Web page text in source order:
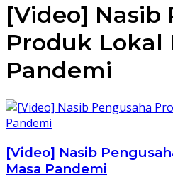
[Video] Nasib
Produk Lokal
Pandemi
[Video] Nasib
Masa Pandemi